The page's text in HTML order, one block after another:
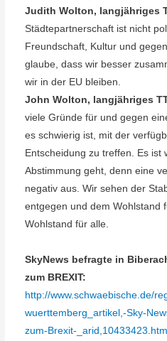
Judith Wolton, langjähriges
Städtepartnerschaft ist nicht
Freundschaft, Kultur und
glaube, dass wir besser
wir in der EU bleiben.
John Wolton, langjähriges
viele Gründe für und gegen
es schwierig ist, mit der
Entscheidung zu treffen. Es ist
Abstimmung geht, denn eine
negativ aus. Wir sehen der
entgegen und dem Wohlstand
Wohlstand für alle.
SkyNews befragte in
zum BREXIT:
http://www.schwaebische.de/
wuerttemberg_artikel,-Sky-
zum-Brexit-_arid,10433423.html